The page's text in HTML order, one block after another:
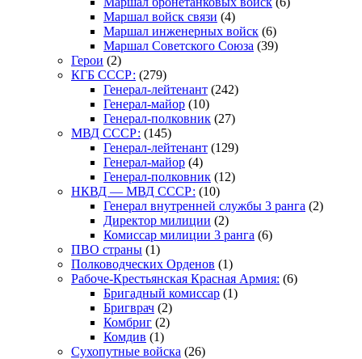
Маршал войск связи (4)
Маршал инженерных войск (6)
Маршал Советского Союза (39)
Герои (2)
КГБ СССР: (279)
Генерал-лейтенант (242)
Генерал-майор (10)
Генерал-полковник (27)
МВД СССР: (145)
Генерал-лейтенант (129)
Генерал-майор (4)
Генерал-полковник (12)
НКВД — МВД СССР: (10)
Генерал внутренней службы 3 ранга (2)
Директор милиции (2)
Комиссар милиции 3 ранга (6)
ПВО страны (1)
Полководческих Орденов (1)
Рабоче-Крестьянская Красная Армия: (6)
Бригадный комиссар (1)
Бригврач (2)
Комбриг (2)
Комдив (1)
Сухопутные войска (26)